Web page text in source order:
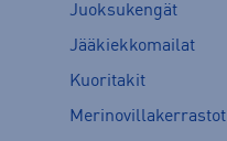
Juoksukengät
Jääkiekkomailat
Kuoritakit
Merinovillakerrastot